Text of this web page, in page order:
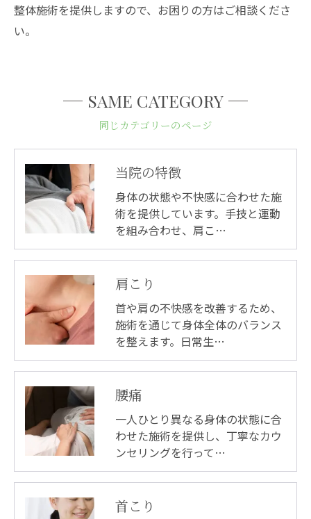
整体施術を提供しますので、お困りの方はご相談くださ
い。
同じカテゴリーのページ
SAME CATEGORY
当院の特徴
身体の状態や不快感に合わせた施
術を提供しています。手技と運動
を組み合わせ、肩こ…
肩こり
首や肩の不快感を改善するため、
施術を通じて身体全体のバランス
を整えます。日常生…
腰痛
一人ひとり異なる身体の状態に合
わせた施術を提供し、丁寧なカウ
ンセリングを行って…
首こり